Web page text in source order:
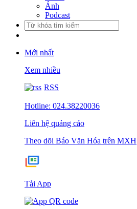
Ảnh
Podcast
Mới nhất
Xem nhiều
RSS
Hotline: 024.38220036
Liên hệ quảng cáo
Theo dõi Báo Văn Hóa trên MXH
Tải App